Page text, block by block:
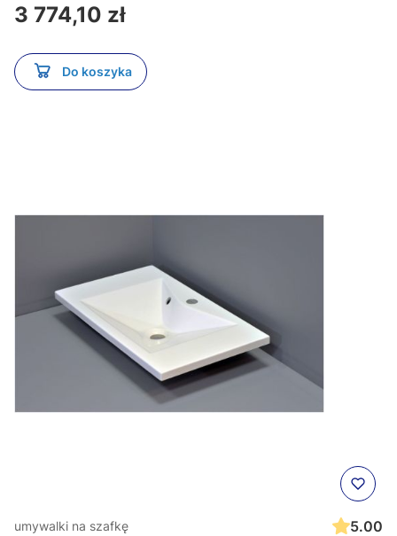
Cena
3 774,10 zł
Do koszyka
umywalki na szafkę
5.00